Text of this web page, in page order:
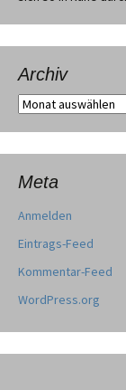
Archiv
Archiv
Meta
Anmelden
Eintrags-Feed
Kommentar-Feed
WordPress.org